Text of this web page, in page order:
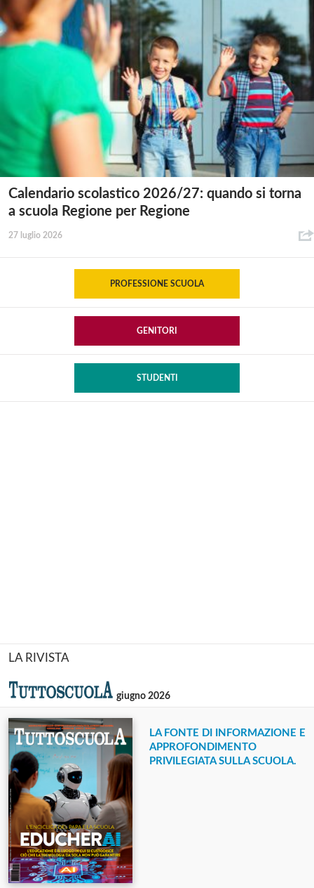
Calendario scolastico 2026/27: quando si torna
a scuola Regione per Regione
27 luglio 2026
PROFESSIONE SCUOLA
GENITORI
STUDENTI
LA RIVISTA
giugno 2026
LA FONTE DI INFORMAZIONE E
APPROFONDIMENTO
PRIVILEGIATA SULLA SCUOLA.